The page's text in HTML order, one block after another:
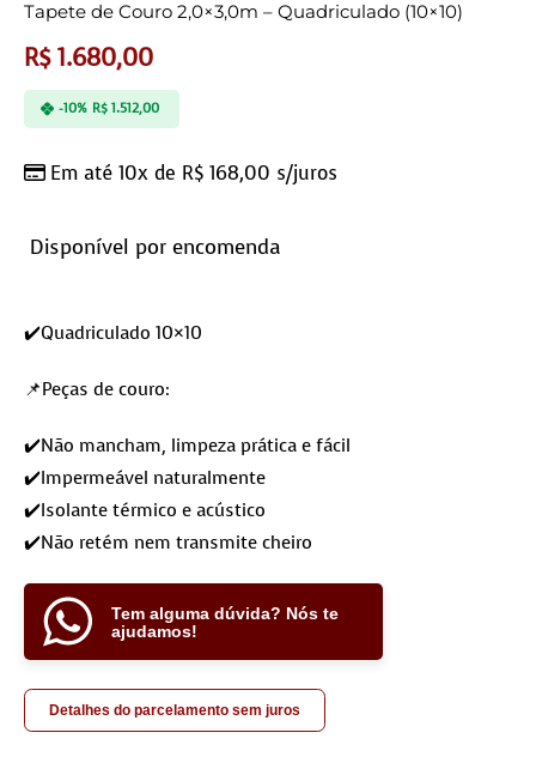
Tapete de Couro 2,0×3,0m – Quadriculado (10×10)
R$1.680,00
Em até 10x de R$ 168,00 s/juros
-10% R$1.512,00
Disponível por encomenda
✔️Quadriculado 10×10
📌Peças de couro:
✔️Não mancham, limpeza prática e fácil
✔️Impermeável naturalmente
✔️Isolante térmico e acústico
✔️Não retém nem transmite cheiro
Tem alguma dúvida? Nós te
ajudamos!
Detalhes do parcelamento sem juros